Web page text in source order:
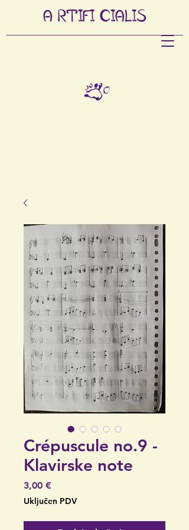
A RTIFI CIALIS
Crépuscule no.9 -
Klavirske note
3,00 €
Uključen PDV